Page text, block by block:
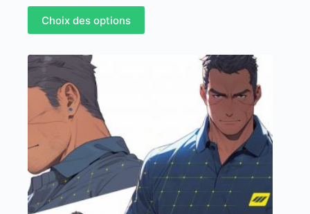
Choix des options
Ce
produit
a
variations.
Les
options
peuvent
être
choisies
la
du
produit